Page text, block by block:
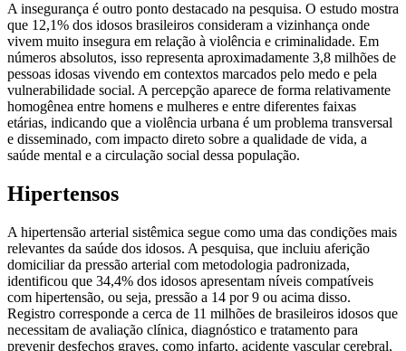
A insegurança é outro ponto destacado na pesquisa. O estudo mostra
que 12,1% dos idosos brasileiros consideram a vizinhança onde
vivem muito insegura em relação à violência e criminalidade. Em
números absolutos, isso representa aproximadamente 3,8 milhões de
pessoas idosas vivendo em contextos marcados pelo medo e pela
vulnerabilidade social. A percepção aparece de forma relativamente
homogênea entre homens e mulheres e entre diferentes faixas
etárias, indicando que a violência urbana é um problema transversal
e disseminado, com impacto direto sobre a qualidade de vida, a
saúde mental e a circulação social dessa população.
Hipertensos
A hipertensão arterial sistêmica segue como uma das condições mais
relevantes da saúde dos idosos. A pesquisa, que incluiu aferição
domiciliar da pressão arterial com metodologia padronizada,
identificou que 34,4% dos idosos apresentam níveis compatíveis
com hipertensão, ou seja, pressão a 14 por 9 ou acima disso.
Registro corresponde a cerca de 11 milhões de brasileiros idosos que
necessitam de avaliação clínica, diagnóstico e tratamento para
prevenir desfechos graves, como infarto, acidente vascular cerebral,